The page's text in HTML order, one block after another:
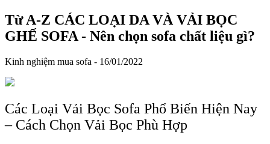
Từ A-Z CÁC LOẠI DA VÀ VẢI BỌC
GHẾ SOFA - Nên chọn sofa chất liệu gì?
Kinh nghiệm mua sofa - 16/01/2022
Các Loại Vải Bọc Sofa Phổ Biến Hiện Nay
– Cách Chọn Vải Bọc Phù Hợp